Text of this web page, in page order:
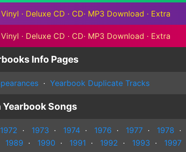
Vinyl · Deluxe CD · CD· MP3 Download · Extra
Vinyl · Deluxe CD · CD· MP3 Download · Extra
Info Pages
· Yearbook Duplicate Tracks
Yearbook Songs
1972 · 1973 · 1974 · 1976 · 1977 · 1978 ·
1989 · 1990 · 1991 · 1992 · 1993 · 1997